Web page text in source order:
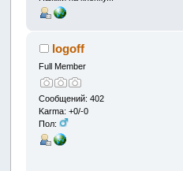
logoff
Full Member
Сообщений: 402
Karma: +0/-0
Пол: